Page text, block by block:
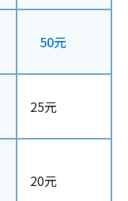
50元
25元
20元